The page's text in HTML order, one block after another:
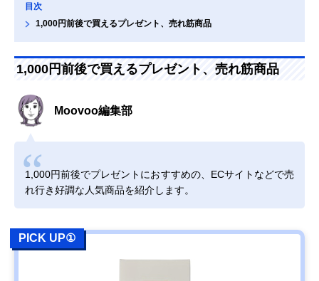
目次
1,000円前後で買えるプレゼント、売れ筋商品
1,000円前後で買えるプレゼント、売れ筋商品
Moovoo編集部
1,000円前後でプレゼントにおすすめの、ECサイトなどで売
れ行き好調な人気商品を紹介します。
PICK UP①